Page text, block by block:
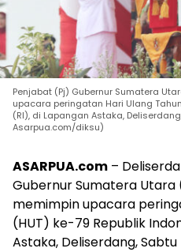
Penjabat (Pj) Gubernur Sumatera
upacara peringatan Hari Ulang
(RI), di Lapangan Astaka,
Asarpua.com/diksu)
ASARPUA.com –
Gubernur Sumatera Utara
memimpin upacara
(HUT) ke-79 Republik
Astaka, Deliserdang,